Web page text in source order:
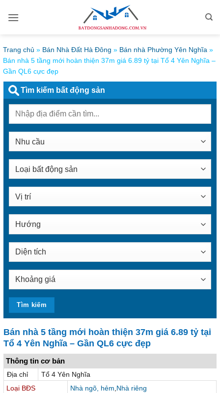
qua
Trang chủ » Bán Nhà Đất Hà Đông » Bán nhà Phường Yên Nghĩa »
Bán nhà 5 tầng mới hoàn thiện 37m giá 6.89 tỷ tại Tổ 4 Yên Nghĩa –
Gần QL6 cực đẹp
Bán nhà 5 tầng mới hoàn thiện 37m giá 6.89 tỷ tại
Tổ 4 Yên Nghĩa – Gần QL6 cực đẹp
Thông tin cơ bản
Địa chỉ
Tổ 4 Yên Nghĩa
Loại BĐS
Nhà ngõ, hẻm Nhà riêng
Tìm kiếm bất động sản